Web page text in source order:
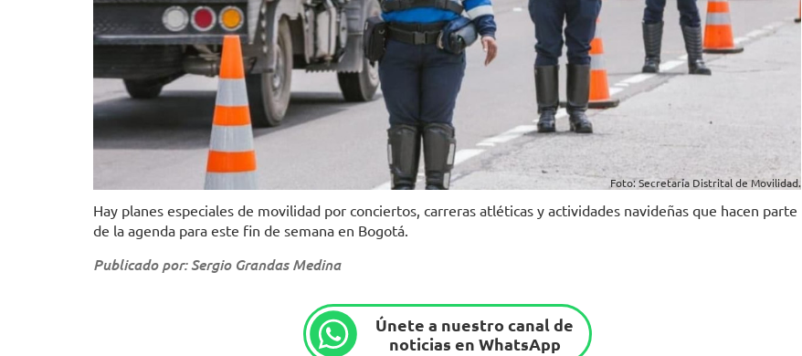
Foto: Secretaría Distrital de Movilidad.
Hay planes especiales de movilidad por conciertos, carreras atléticas y actividades navideñas que hacen parte
de la agenda para este fin de semana en Bogotá.
Publicado por: Sergio Grandas Medina
Únete a nuestro canal de
noticias en WhatsApp